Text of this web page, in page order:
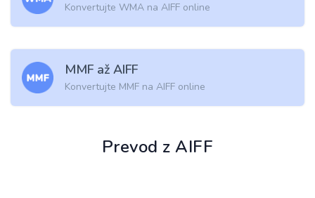
Konvertujte WMA na AIFF online
MMF až AIFF
Konvertujte MMF na AIFF online
Prevod z AIFF